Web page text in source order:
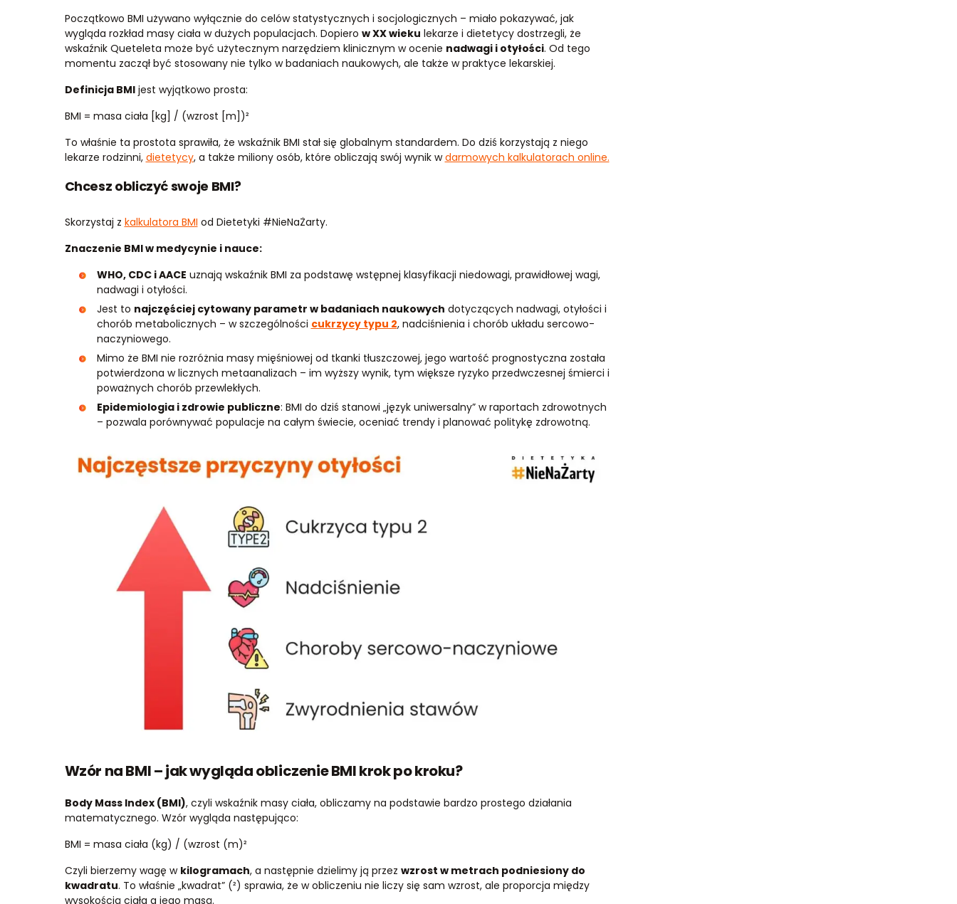
Początkowo BMI używano wyłącznie do celów statystycznych i socjologicznych – miało pokazywać, jak
wygląda rozkład masy ciała w dużych populacjach. Dopiero w XX wieku lekarze i dietetycy dostrzegli, że
wskaźnik Queteleta może być użytecznym narzędziem klinicznym w ocenie nadwagi i otyłości. Od tego
momentu zaczął być stosowany nie tylko w badaniach naukowych, ale także w praktyce lekarskiej.
Definicja BMIjest wyjątkowo prosta:
BMI = masa ciała [kg] / (wzrost [m])²
To właśnie ta prostota sprawiła, że wskaźnik BMI stał się globalnym standardem. Do dziś korzystają z niego
lekarze rodzinni, dietetycy, a także miliony osób, które obliczają swój wynik wdarmowych kalkulatorach online.
Chcesz obliczyć swoje BMI?
Skorzystaj z kalkulatora BMI od Dietetyki #NieNaŻarty.
Znaczenie BMI w medycynie i nauce:
WHO, CDC i AACE uznają wskaźnik BMI za podstawę wstępnej klasyfikacji niedowagi, prawidłowej wagi,
nadwagi i otyłości.
Jest to najczęściej cytowany parametr w badaniach naukowych dotyczących nadwagi, otyłości i
chorób metabolicznych – w szczególności cukrzycy typu 2, nadciśnienia i chorób układu sercowo-
naczyniowego.
Mimo że BMI nie rozróżnia masy mięśniowej od tkanki tłuszczowej, jego wartość prognostyczna została
potwierdzona w licznych metaanalizach – im wyższy wynik, tym większe ryzyko przedwczesnej śmierci i
poważnych chorób przewlekłych.
Epidemiologia i zdrowie publiczne: BMI do dziś stanowi „język uniwersalny” w raportach zdrowotnych
– pozwala porównywać populacje na całym świecie, oceniać trendy i planować politykę zdrowotną.
Wzór na BMI – jak wygląda obliczenie BMI krok po kroku?
Body Mass Index (BMI), czyli wskaźnik masy ciała, obliczamy na podstawie bardzo prostego działania
matematycznego. Wzór wygląda następująco:
BMI = masa ciała (kg) / (wzrost (m)²
Czyli bierzemy wagę w kilogramach, a następnie dzielimy ją przez wzrost w metrach podniesiony do
kwadratu. To właśnie „kwadrat” (²) sprawia, że w obliczeniu nie liczy się sam wzrost, ale proporcja między
wysokością ciała a jego masą.